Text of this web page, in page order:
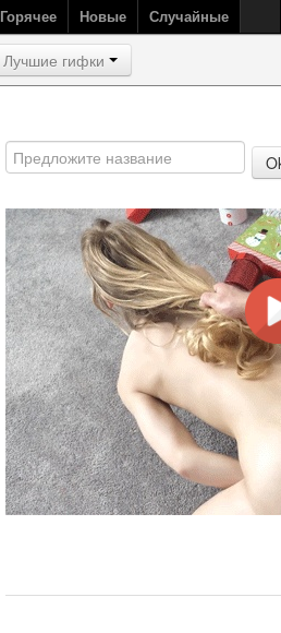
Горячее Новые Случайные
Лучшие гифки